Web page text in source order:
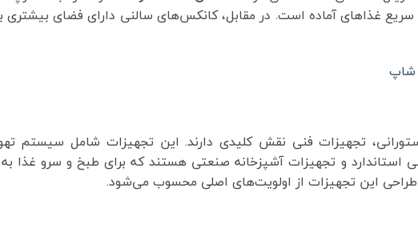
سریع غذاهای آماده است. در مقابل، کانکس‌های سالنی دارای فضای بیشتری
شاپ
تجهیزات فنی نقش کلیدی دارند. این تجهیزات شامل سیستم
و تجهیزات آشپزخانه صنعتی هستند که برای طبخ و سرو غذا به
این تجهیزات از اولویت‌های اصلی محسوب می‌شود.